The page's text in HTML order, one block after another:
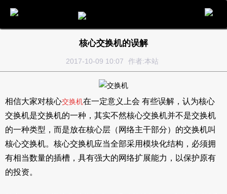
核心交换机的误解
2017-10-09 10:07 作者:本站
相信大家对核心交换机在一定意义上会 有些误解，认为核心
交换机是交换机的一种，其实不然核心交换机并不是交换机
的一种类型，而是放在核心层（网络主干部分）的交换机叫
核心交换机。核心交换机应当全部采用模块化结构，必须拥
有相当数量的插槽，具有强大的网络扩展能力，以保护原有
的投资。
电话 留言